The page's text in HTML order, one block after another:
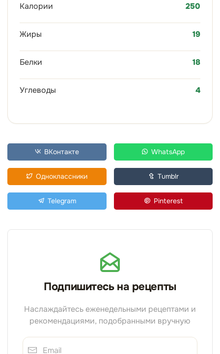
Калории 250
Жиры 19
Белки 18
Углеводы 4
ВКонтакте WhatsApp
Одноклассники Tumblr
Telegram Pinterest
Подпишитесь на рецепты
Наслаждайтесь еженедельными рецептами и
рекомендациями, подобранными вручную